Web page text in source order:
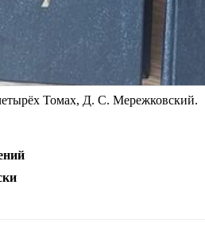
Томах, Д. С. Мережковский.